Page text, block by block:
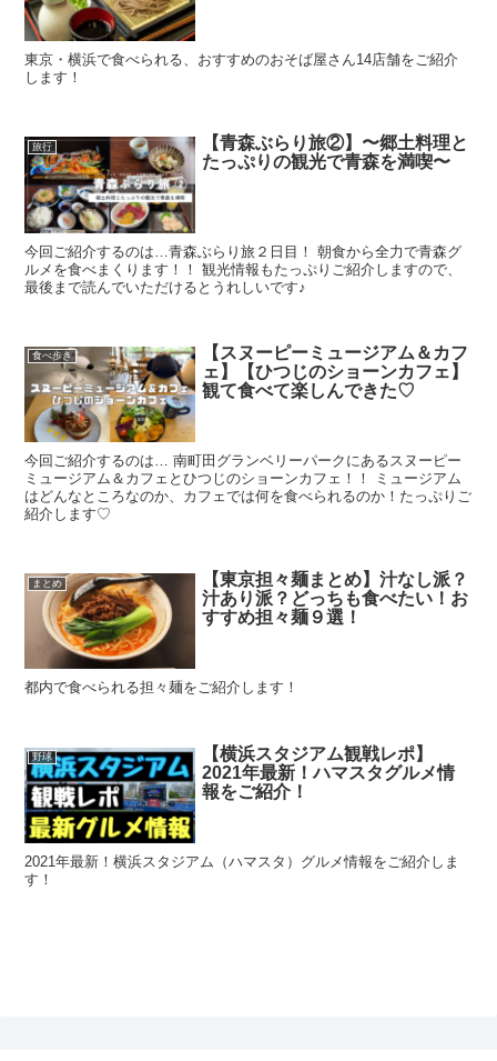
東京・横浜で食べられる、おすすめのおそば屋さん14店舗をご紹介
します！
旅行
【青森ぶらり旅②】〜郷土料理と
たっぷりの観光で青森を満喫〜
今回ご紹介するのは…青森ぶらり旅２日目！ 朝食から全力で青森グ
ルメを食べまくります！！ 観光情報もたっぷりご紹介しますので、
最後まで読んでいただけるとうれしいです♪
食べ歩き
【スヌーピーミュージアム＆カフ
ェ】【ひつじのショーンカフェ】
観て食べて楽しんできた♡
今回ご紹介するのは… 南町田グランベリーパークにあるスヌーピー
ミュージアム＆カフェとひつじのショーンカフェ！！ ミュージアム
はどんなところなのか、カフェでは何を食べられるのか！たっぷりご
紹介します♡
まとめ
【東京担々麺まとめ】汁なし派？
汁あり派？どっちも食べたい！お
すすめ担々麺９選！
都内で食べられる担々麺をご紹介します！
野球
【横浜スタジアム観戦レポ】
2021年最新！ハマスタグルメ情
報をご紹介！
2021年最新！横浜スタジアム（ハマスタ）グルメ情報をご紹介しま
す！